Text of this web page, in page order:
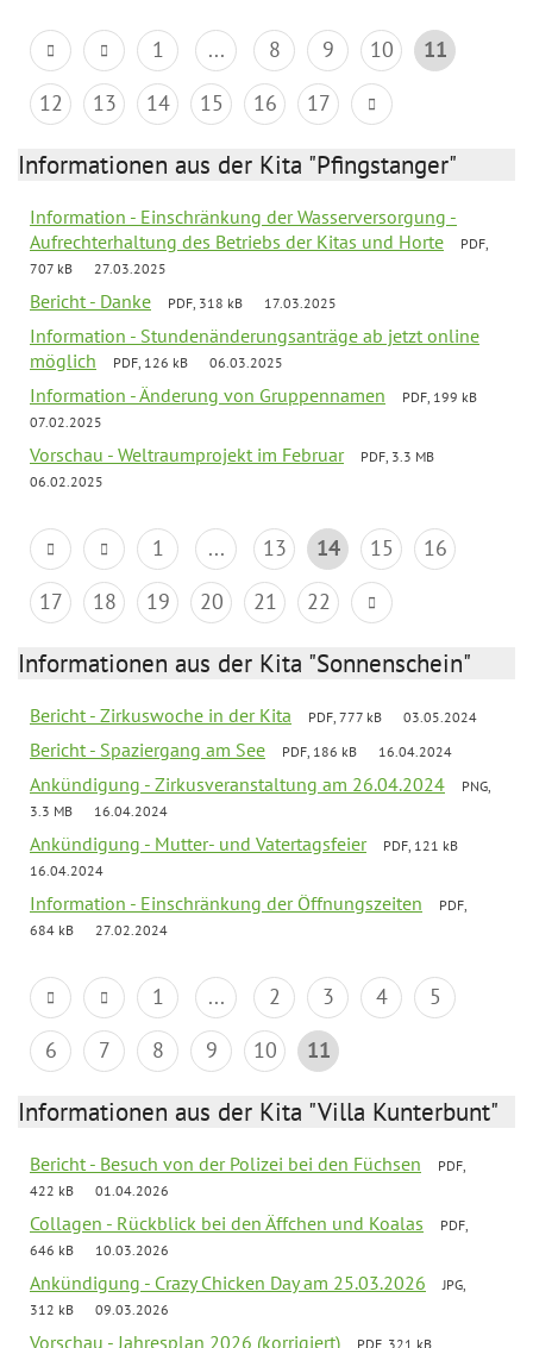
1 ... 8 9 10
11
12
13 14 15 16 17
Informationen aus der Kita "Pfingstanger"
Information - Einschränkung der Wasserversorgung -
Aufrechterhaltung des Betriebs der Kitas und Horte
PDF,
707 kB
27.03.2025
Bericht - Danke PDF, 318 kB 17.03.2025
Information - Stundenänderungsanträge ab jetzt online
möglich
PDF, 126 kB 06.03.2025
Information - Änderung von Gruppennamen
PDF, 199 kB
07.02.2025
Vorschau - Weltraumprojekt im Februar
PDF, 3.3 MB
06.02.2025
1 ... 13 14 15
16
17
18 19 20 21 22
Informationen aus der Kita "Sonnenschein"
Bericht - Zirkuswoche in der Kita PDF, 777 kB 03.05.2024
Bericht - Spaziergang am See PDF, 186 kB 16.04.2024
Ankündigung - Zirkusveranstaltung am 26.04.2024
PNG,
3.3 MB
16.04.2024
Ankündigung - Mutter- und Vatertagsfeier
PDF, 121 kB
16.04.2024
Information - Einschränkung der Öffnungszeiten
PDF,
684 kB
27.02.2024
1 ... 2 3 4
5
6
7 8 9 10 11
Informationen aus der Kita "Villa Kunterbunt"
Bericht - Besuch von der Polizei bei den Füchsen
PDF,
422 kB
01.04.2026
Collagen - Rückblick bei den Äffchen und Koalas
PDF,
646 kB
10.03.2026
Ankündigung - Crazy Chicken Day am 25.03.2026
JPG,
312 kB
09.03.2026
Vorschau - Jahresplan 2026 (korrigiert) PDF, 321 kB